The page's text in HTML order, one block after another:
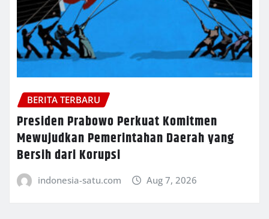
BERITA TERBARU
Presiden Prabowo Perkuat Komitmen
Mewujudkan Pemerintahan Daerah yang
Bersih dari Korupsi
indonesia-satu.com Aug 7, 2026